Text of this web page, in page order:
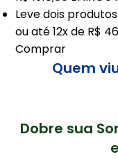
Levedois
ou até12x de R$
Comprar
Quem
Dobre sua